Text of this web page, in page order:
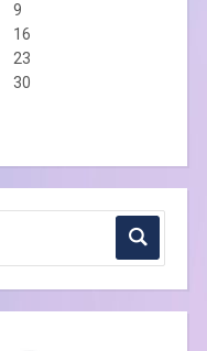
9
16
23
30